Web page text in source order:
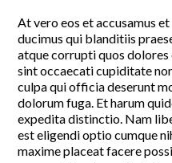
At vero eos et accusamus
ducimus qui blanditiis
atque corrupti quos
sint occaecati cupiditate
culpa qui officia deserunt
dolorum fuga. Et harum
expedita distinctio. Nam
est eligendi optio cumque
maxime placeat facere